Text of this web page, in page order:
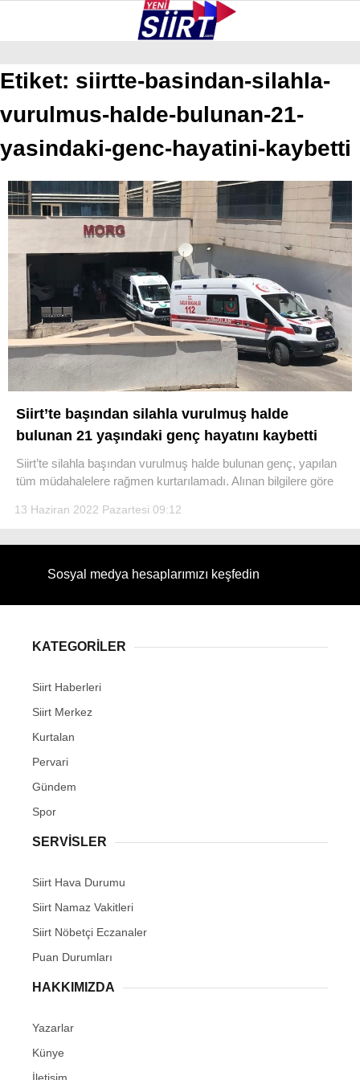
Instagram
GALERİ VİDEO YAZARLAR
BAYKAN
TILLO
GÜNDEM
NÖBETÇI ECZANELER
Etiket: siirtte-basindan-silahla-
vurulmus-halde-bulunan-21-
yasindaki-genc-hayatini-kaybetti
Siirt’te başından silahla vurulmuş halde
bulunan 21 yaşındaki genç hayatını kaybetti
Siirt’te silahla başından vurulmuş halde bulunan genç, yapılan
tüm müdahalelere rağmen kurtarılamadı. Alınan bilgilere göre
13 Haziran 2022 Pazartesi 09:12
Sosyal medya hesaplarımızı keşfedin
KATEGORİLER
Siirt Haberleri
Siirt Merkez
Kurtalan
Pervari
Gündem
Spor
SERVİSLER
Siirt Hava Durumu
Siirt Namaz Vakitleri
Siirt Nöbetçi Eczanaler
Puan Durumları
HAKKIMIZDA
Yazarlar
Künye